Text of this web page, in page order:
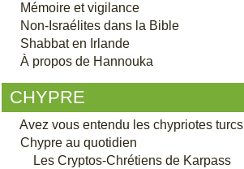
Mémoire et vigilance
Non-Israélites dans la Bible
Shabbat en Irlande
À propos de Hannouka
CHYPRE
Avez vous entendu les chypriotes turcs
Chypre au quotidien
Les Cryptos-Chrétiens de Karpass